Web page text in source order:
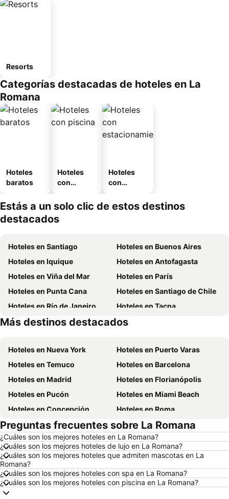
Resorts
Categorías destacadas de hoteles en La
Romana
Hoteles
baratos
Hoteles
con
Hoteles
con
miento
Estás a un solo clic de estos destinos
destacados
Hoteles en Santiago
Hoteles en Buenos Aires
Hoteles en Iquique
Hoteles en Antofagasta
Hoteles en Viña del Mar
Hoteles en París
Hoteles en Punta Cana
Hoteles en Santiago de Chile
Hoteles en Río de Janeiro
Hoteles en Tacna
Hoteles en Aruba
Hoteles en Brasil
Más destinos destacados
Hoteles en Nueva York
Hoteles en Puerto Varas
Hoteles en Temuco
Hoteles en Barcelona
Hoteles en Madrid
Hoteles en Florianópolis
Hoteles en Pucón
Hoteles en Miami Beach
Hoteles en Concepción
Hoteles en Roma
Hoteles en La Serena
Hoteles en Puerto Montt
Hoteles en Lima
Hoteles en Valdivia
Hoteles en San Andrés
Hoteles en Búzios
Hoteles en Chillán
Hoteles en Arica
Hoteles en Curazao
Hoteles en Chile
Preguntas frecuentes sobre La Romana
¿Cuáles son los mejores hoteles en La Romana?
¿Cuáles son los mejores hoteles de lujo en La Romana?
¿Cuáles son los mejores hoteles que admiten mascotas en La
Romana?
¿Cuáles son los mejores hoteles con spa en La Romana?
¿Cuáles son los mejores hoteles con piscina en La Romana?